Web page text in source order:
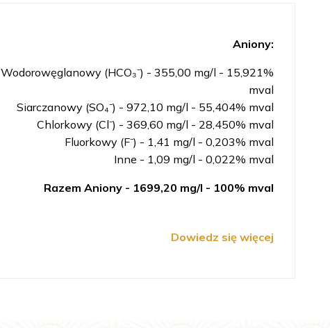
Aniony:
Wodorowęglanowy (HCO₃⁻) - 355,00 mg/l - 15,921%
mval
Siarczanowy (SO₄⁻) - 972,10 mg/l - 55,404% mval
Chlorkowy (Cl⁻) - 369,60 mg/l - 28,450% mval
Fluorkowy (F⁻) - 1,41 mg/l - 0,203% mval
Inne - 1,09 mg/l - 0,022% mval
Razem Aniony - 1699,20 mg/l - 100% mval
Dowiedz się więcej